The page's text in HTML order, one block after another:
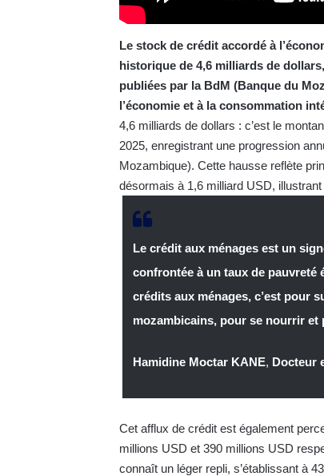
Le stock de crédit accordé à
historique de 4,6 milliards de
publiées par la BdM (Banque du
l’économie et à la consommation
4,6 milliards de dollars : c’est le
2025, enregistrant une progression
Mozambique). Cette hausse reflète
désormais à 1,6 milliard USD,
Le crédit aux ménages est un
confrontée à un taux de pauvreté
crédits aux ménages, c’est pour
mozambicains, pour se nourrir et
Hamidine Moctar KANE, Docteur
Cet afflux de crédit est également
millions USD et 390 millions USD
connaît un léger repli, s’établissant à